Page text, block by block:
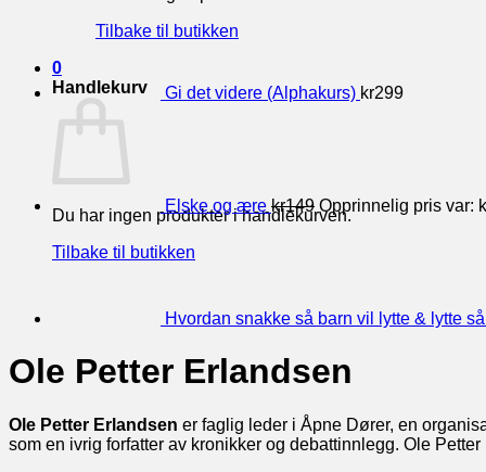
Tilbake til butikken
0
Handlekurv
Du har ingen produkter i handlekurven.
Tilbake til butikken
Gi det videre (Alphakurs) kr299
Elske og ære kr149 Opprinnelig pris var:
Hvordan snakke så barn vil lytte & lytte
Ole Petter Erlandsen
Ole Petter Erlandsen er faglig leder i Åpne Dører, en
som en ivrig forfatter av kronikker og debattinnlegg. Ole